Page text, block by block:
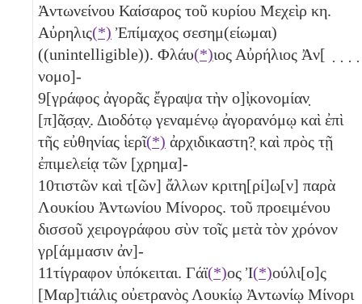
Ἀντωνείνου Καίσαρος τοῦ κυρίου Μεχεὶρ κη.
Αὐρηλις(*) Ἐπίμαχος σεσημ(είωμαι)
((unintelligible)). Φλάυ(*)ιος Αὐρήλιος Ἀν[ ̣ ̣ ̣ ̣
νομο]-
9[γράφος ἀγορᾶς ἔγραψα τὴν ο]ἰ̣κονομίαν̣
[π]ᾶ̣σ̣α̣ν̣. Διοδότῳ γεναμένῳ ἀγορανόμῳ καὶ ἐπὶ
τῆς εὐθηνίας ἱερῖ(*) ἀρχιδικαστη?ͅ καὶ πρὸς τῇ
ἐπιμελείᾳ τῶν [χρημα]-
10τιστῶν καὶ τ[ῶν] ἄλλων κριτη[ρί]ω[ν] παρὰ
Λουκίου Ἀντωνίου Μίνορος. τοῦ προειμένου
δισσοῦ χειρογράφου σὺν τοῖς μετὰ τὸν χρόνον
γρ[άμμασιν ἀν]-
11τίγραφον ὑπόκειται. Γάϊ(*)ος Ἰ(*)ούλι[ο]ς
[Μαρ]τιάλις οὐετρανὸς Λουκίῳ Ἀντωνίῳ Μίνορι